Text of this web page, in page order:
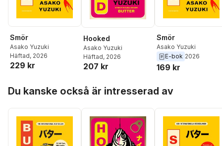
Smör
Asako Yuzuki
Häftad, 2026
229 kr
Hooked
Asako Yuzuki
Häftad, 2026
207 kr
Smör
Asako Yuzuki
E-bok 2026
169 kr
Du kanske också är intresserad av